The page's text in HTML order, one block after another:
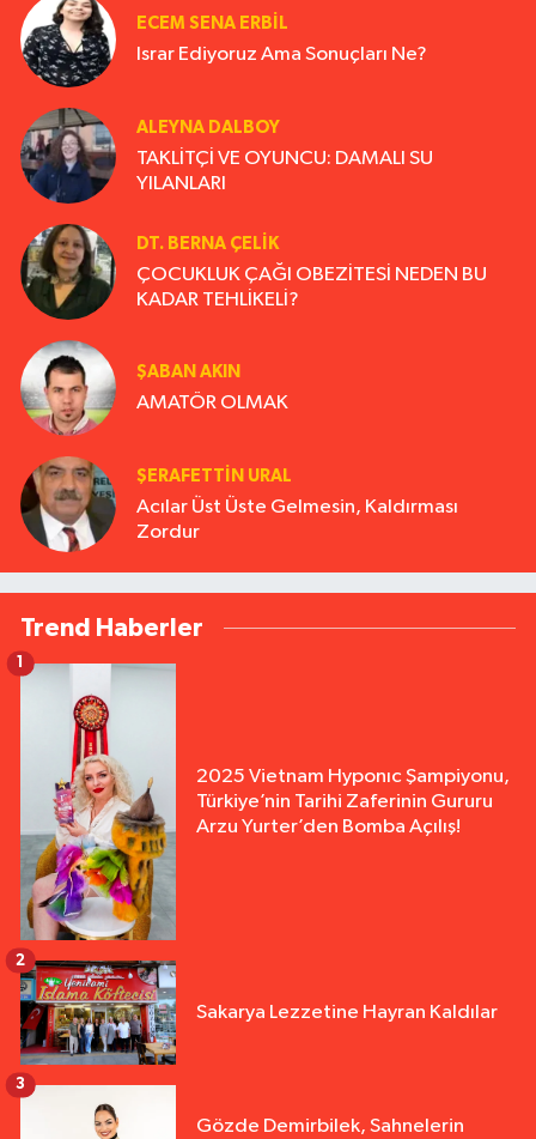
ECEM SENA ERBIL
Israr Ediyoruz Ama Sonuçları Ne?
ALEYNA DALBOY
TAKLİTÇİ VE OYUNCU: DAMALI SU
YILANLARI
DT. BERNA ÇELIK
ÇOCUKLUK ÇAĞI OBEZİTESİ NEDEN BU
KADAR TEHLİKELİ?
ŞABAN AKIN
AMATÖR OLMAK
ŞERAFETTIN URAL
Acılar Üst Üste Gelmesin, Kaldırması
Zordur
Trend Haberler
2025 Vietnam Hyponıc Şampiyonu,
Türkiye’nin Tarihi Zaferinin Gururu
Arzu Yurter’den Bomba Açılış!
1
Sakarya Lezzetine Hayran Kaldılar
2
Gözde Demirbilek, Sahnelerin
3